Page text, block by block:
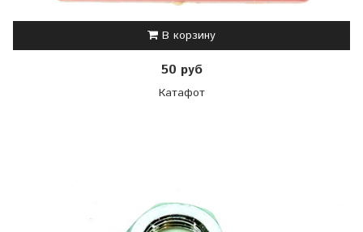
В корзину
50 руб
Катафот